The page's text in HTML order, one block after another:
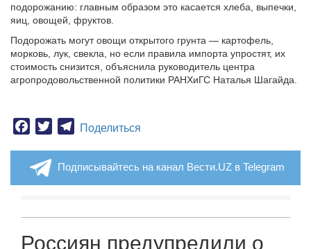
подорожанию: главным образом это касается хлеба, выпечки,
яиц, овощей, фруктов.
Подорожать могут овощи открытого грунта — картофель,
морковь, лук, свекла, но если правила импорта упростят, их
стоимость снизится, объяснила руководитель центра
агропродовольственной политики РАНХиГС Наталья Шагайда.
Facebook
TwitterTelegram
Поделиться
Подписывайтесь на канал Вести.UZ в Telegram
Россиян предупредили о